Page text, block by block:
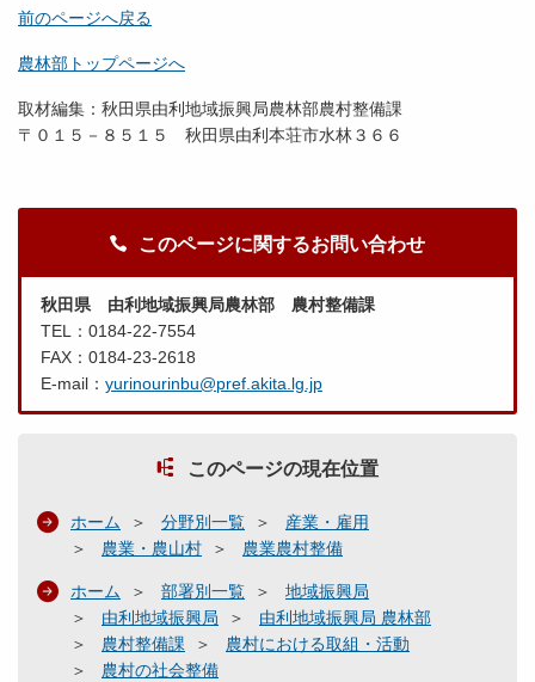
前のページへ戻る
農林部トップページへ
取材編集：秋田県由利地域振興局農林部農村整備課
〒０１５－８５１５ 秋田県由利本荘市水林３６６
このページに関するお問い合わせ
秋田県 由利地域振興局農林部 農村整備課
TEL：0184-22-7554
FAX：0184-23-2618
E-mail： yurinourinbu@pref.akita.lg.jp
このページの現在位置
ホーム 分野別一覧
産業・雇用
農業・農山村
農業農村整備
ホーム 部署別一覧
地域振興局
由利地域振興局
由利地域振興局 農林部
農村整備課
農村における取組・活動
農村の社会整備